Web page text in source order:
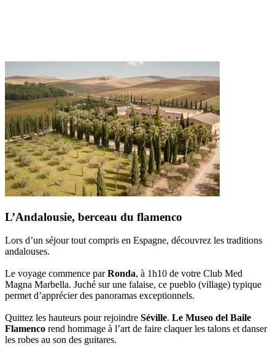
L’Andalousie, berceau du flamenco
Lors d’un séjour tout compris en Espagne, découvrez les traditions
andalouses.
Le voyage commence parRonda, à 1h10 de votre Club Med
Magna Marbella. Juché sur une falaise, ce pueblo (village) typique
permet d’apprécier des panoramas exceptionnels.
Quittez les hauteurs pour rejoindre Séville. Le Museo del Baile
Flamenco rend hommage à l’art de faire claquer les talons et danser
les robes au son des guitares.